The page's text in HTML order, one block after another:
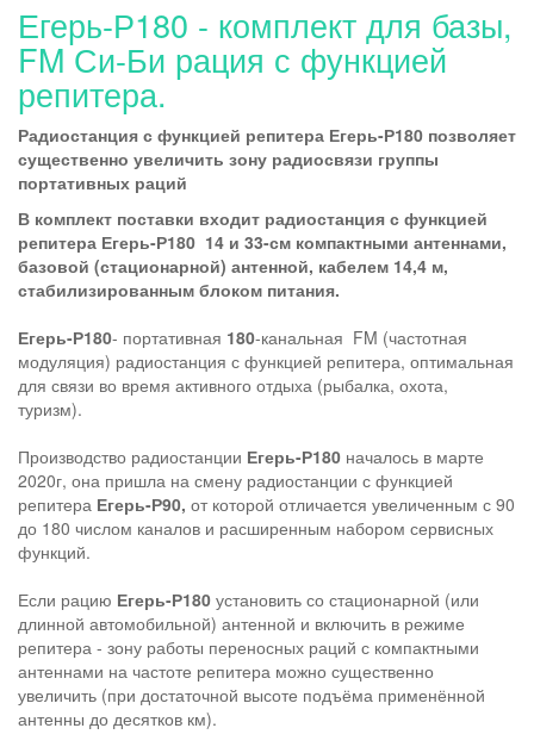
Егерь-Р180 - комплект для базы,
FM Си-Би рация с функцией
репитера.
Радиостанция с функцией репитера Егерь-Р180 позволяет
существенно увеличить зону радиосвязи группы
портативных раций
В комплект поставки входит радиостанция с функцией
репитера Егерь-Р180 14 и 33-см компактными антеннами,
базовой (стационарной) антенной, кабелем 14,4 м,
стабилизированным блоком питания.
Егерь-Р180- портативная 180-канальная FM (частотная
модуляция) радиостанция с функцией репитера, оптимальная
для связи во время активного отдыха (рыбалка, охота,
туризм).
Производство радиостанции Егерь-Р180 началось в марте
2020г, она пришла на смену радиостанции с функцией
репитера Егерь-Р90, от которой отличается увеличенным с 90
до 180 числом каналов и расширенным набором сервисных
функций.
Если рацию Егерь-Р180 установить со стационарной (или
длинной автомобильной) антенной и включить в режиме
репитера - зону работы переносных раций с компактными
антеннами на частоте репитера можно существенно
увеличить (при достаточной высоте подъёма применённой
антенны до десятков км).